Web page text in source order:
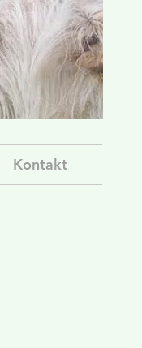
Kontakt